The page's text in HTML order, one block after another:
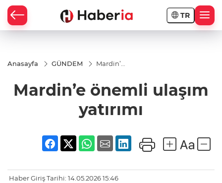
TR
Anasayfa GÜNDEM
Mardin’e
yatırımı
Mardin’e önemli ulaşım
yatırımı
Haber Giriş Tarihi: 14.05.2026 15:46